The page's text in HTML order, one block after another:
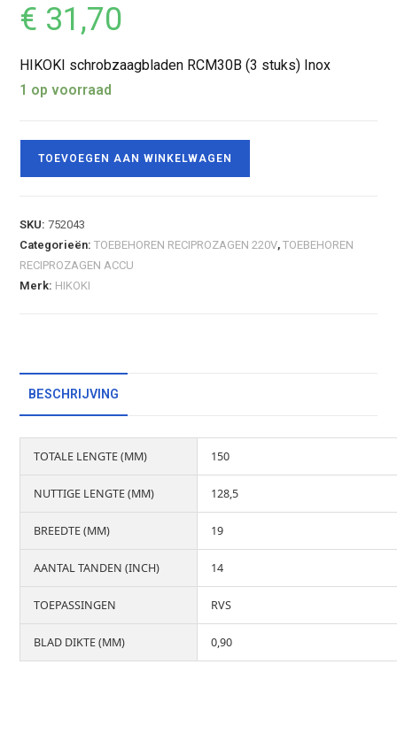
€ 31,70
HIKOKI schrobzaagbladen RCM30B (3 stuks) Inox
1 op voorraad
TOEVOEGEN AAN WINKELWAGEN
SKU:752043
Categorieën:TOEBEHOREN RECIPROZAGEN 220V,TOEBEHOREN
RECIPROZAGEN ACCU
Merk: HIKOKI
BESCHRIJVING
TOTALE LENGTE (MM) 150
NUTTIGE LENGTE (MM) 128,5
BREEDTE (MM) 19
AANTAL TANDEN (INCH) 14
TOEPASSINGEN RVS
BLAD DIKTE (MM) 0,90